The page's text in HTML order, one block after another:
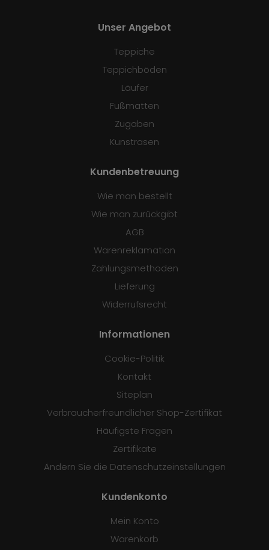
Unser Angebot
Teppiche
Teppichböden
Läufer
Fußmatten
Zugaben
Kunstrasen
Kundenbetreuung
Wie man bestellt
Wie man zurückgibt
AGB
Warenreklamation
Zahlungsmethoden
Lieferung
Widerrufsrecht
Informationen
Cookie-Politik
Kontakt
Siteplan
Verbraucherfreundlicher Shop-Zertifikat
Häufigste Fragen
Zertifikate
Ändern Sie die Datenschutzeinstellungen
Kundenkonto
Mein Konto
Warenkorb